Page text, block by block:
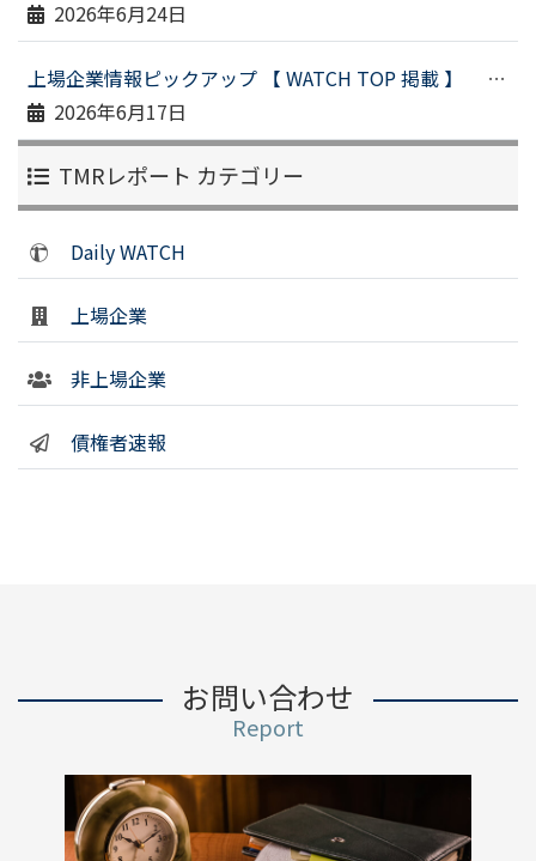
2026年6月24日
上場企業情報ピックアップ 【 WATCH TOP 掲載 】 （令和８年６月１１日配信）
2026年6月17日
TMRレポート カテゴリー
Daily WATCH
上場企業
非上場企業
債権者速報
お問い合わせ
Report